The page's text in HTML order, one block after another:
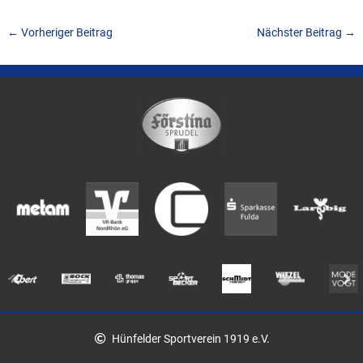
← Vorheriger Beitrag Nächster Beitrag →
Hünfelder Sportverein 1919 e.V.